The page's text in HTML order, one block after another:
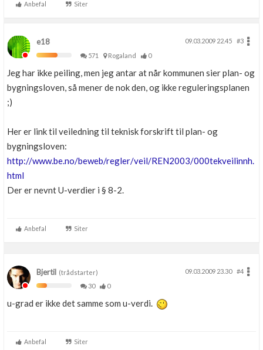
Anbefal Siter
e18 09.03.2009 22.45
#3
571
Rogaland 0
Jeg har ikke peiling, men jeg antar at når kommunen sier plan- og
bygningsloven, så mener de nok den, og ikke reguleringsplanen
;)
Her er link til veiledning til teknisk forskrift til plan- og
bygningsloven:
http://www.be.no/beweb/regler/veil/REN2003/000tekveilinnh.
html
Der er nevnt U-verdier i § 8-2.
Anbefal Siter
Bjertil (trådstarter) 09.03.2009 23.30
#4
30
0
u-grad er ikke det samme som u-verdi.
Anbefal Siter